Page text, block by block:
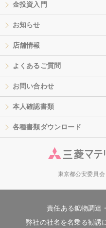
金投資入門
お知らせ
店舗情報
よくあるご質問
お問い合わせ
本人確認書類
各種書類ダウンロード
東京都公安委員
責任ある鉱物調達
弊社の社名を名乗る勧誘